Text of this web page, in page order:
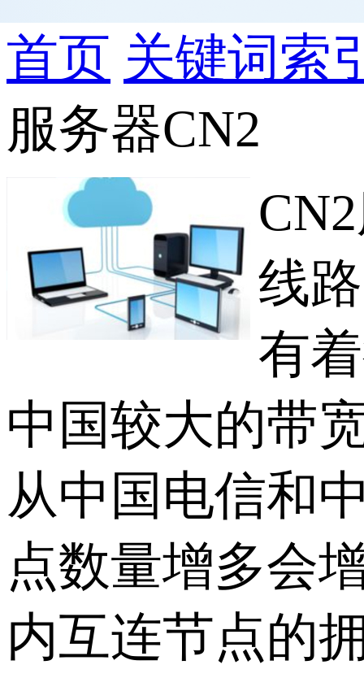
首页 关键词索
服务器CN2
线
有
中国较大的带
从中国电信和
点数量增多会
内互连节点的